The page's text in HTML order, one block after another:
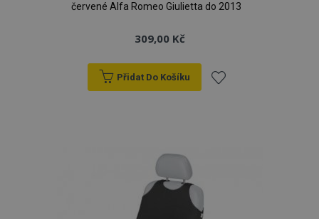
červené Alfa Romeo Giulietta do 2013
309,00 Kč
Přidat Do Košíku